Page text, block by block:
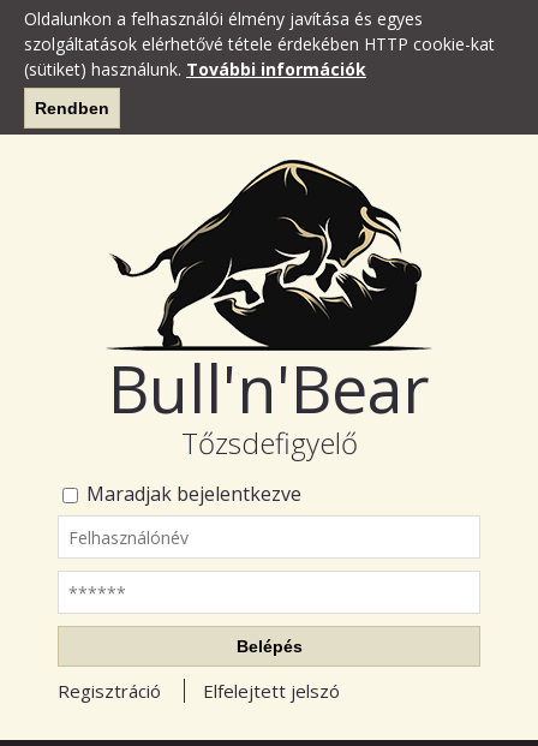
Oldalunkon a felhasználói élmény javítása és egyes
szolgáltatások elérhetővé tétele érdekében HTTP cookie-kat
(sütiket) használunk. További információk
Rendben
Bull'n'Bear
Tőzsdefigyelő
Maradjak bejelentkezve
Felhasználónév
Jelszó
Belépés
Regisztráció Elfelejtett jelszó